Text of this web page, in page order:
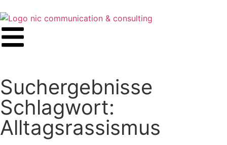
Suchergebnisse
Schlagwort:
Alltagsrassismus